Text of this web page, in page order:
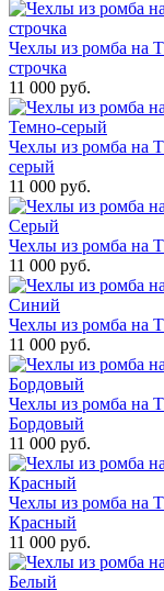
Чехлы из ромба на
строчка
11 000 руб.
Чехлы из ромба на
серый
11 000 руб.
Чехлы из ромба на
11 000 руб.
Чехлы из ромба на
11 000 руб.
Чехлы из ромба на
Бордовый
11 000 руб.
Чехлы из ромба на
Красный
11 000 руб.